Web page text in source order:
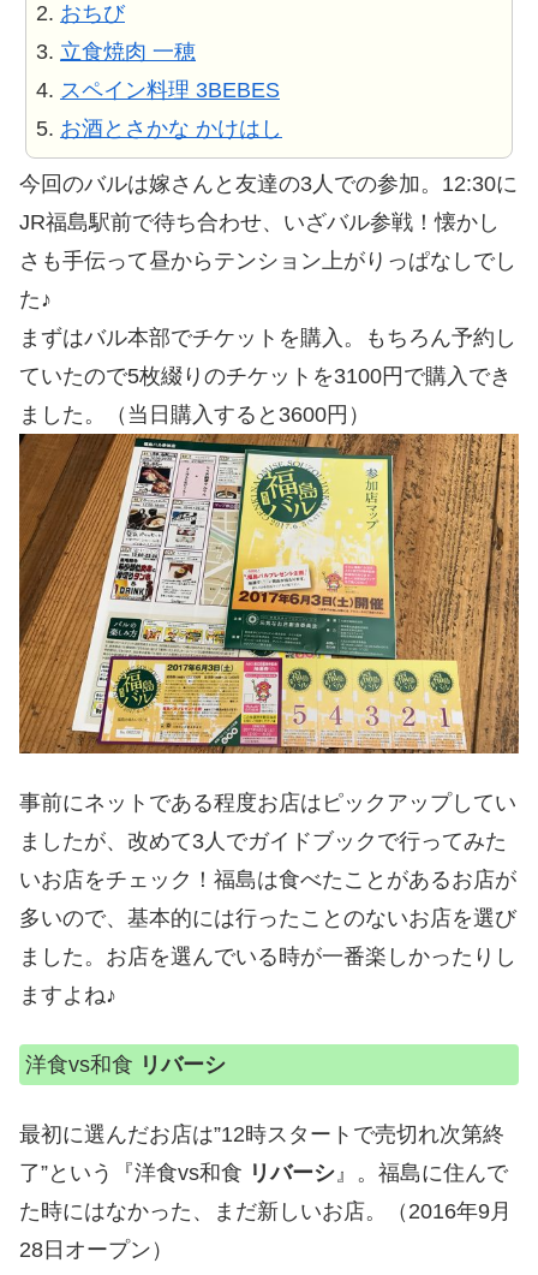
2. おちび
3. 立食焼肉 一穂
4. スペイン料理 3BEBES
5. お酒とさかな かけはし
今回のバルは嫁さんと友達の3人での参加。12:30に
JR福島駅前で待ち合わせ、いざバル参戦！懐かし
さも手伝って昼からテンション上がりっぱなしでし
た♪
まずはバル本部でチケットを購入。もちろん予約し
ていたので5枚綴りのチケットを3100円で購入でき
ました。（当日購入すると3600円）
事前にネットである程度お店はピックアップしてい
ましたが、改めて3人でガイドブックで行ってみた
いお店をチェック！福島は食べたことがあるお店が
多いので、基本的には行ったことのないお店を選び
ました。お店を選んでいる時が一番楽しかったりし
ますよね♪
洋食vs和食 リバーシ
最初に選んだお店は”12時スタートで売切れ次第終
了”という『洋食vs和食 リバーシ』。福島に住んで
た時にはなかった、まだ新しいお店。（2016年9月
28日オープン）